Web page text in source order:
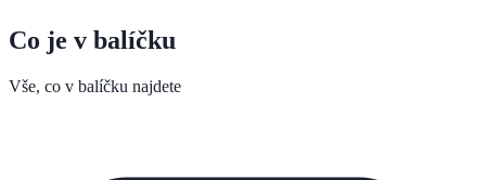
Co je v balíčku
Vše, co v balíčku najdete